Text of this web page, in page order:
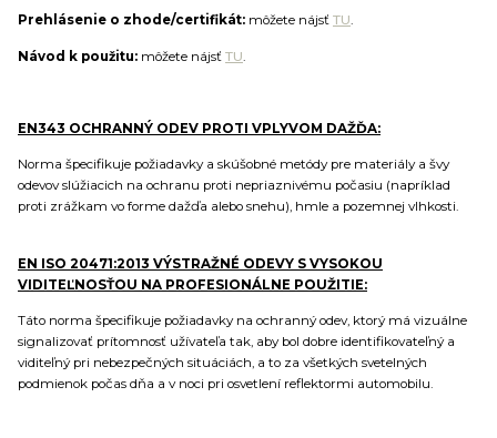
Prehlásenie o zhode/certifikát: môžete nájsť TU.
Návod k použitu: môžete nájsť TU.
EN343 OCHRANNÝ ODEV PROTI VPLYVOM DAŽĎA:
Norma špecifikuje požiadavky a skúšobné metódy pre materiály a švy
odevov slúžiacich na ochranu proti nepriaznivému počasiu (napríklad
proti zrážkam vo forme dažďa alebo snehu), hmle a pozemnej vlhkosti.
EN ISO 20471:2013 VÝSTRAŽNÉ ODEVY S VYSOKOU
VIDITEĽNOSŤOU NA PROFESIONÁLNE POUŽITIE:
Táto norma špecifikuje požiadavky na ochranný odev, ktorý má vizuálne
signalizovať prítomnosť užívateľa tak, aby bol dobre identifikovateľný a
viditeľný pri nebezpečných situáciách, a to za všetkých svetelných
podmienok počas dňa a v noci pri osvetlení reflektormi automobilu.